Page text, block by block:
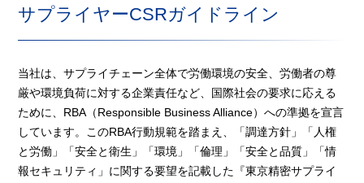
サプライヤーCSRガイドライン
当社は、サプライチェーン全体で労働環境の安全、労働者の尊
厳や環境負荷に対する企業責任など、国際社会の要求に応える
ために、RBA（Responsible Business Alliance）への準拠を宣言
しています。このRBA行動規範を踏まえ、「調達方針」「人権
と労働」「安全と衛生」「環境」「倫理」「安全と品質」「情
報セキュリティ」に関する要望を記載した『東京精密サプライ